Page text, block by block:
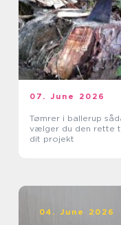
07. June 2026
Tømrer i ballerup sådan
vælger du den rette
dit projekt
04. June 2026